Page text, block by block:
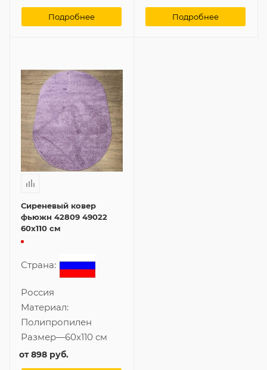
Подробнее Подробнее
Сиреневый ковер
фьюжн 42809 49022
60x110 см
Страна:
Россия
Материал:
Полипропилен
Размер—60x110 см
от898 руб.